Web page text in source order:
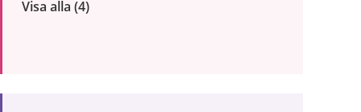
Visa alla inom
(4)